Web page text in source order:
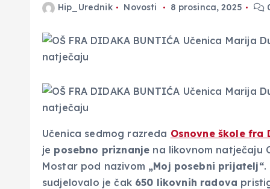
Hip_Urednik Novosti 8 prosinca, 2025
Učenica sedmog razreda Osnovne škole fra
je posebno priznanje na likovnom natječaju
Mostar pod nazivom „Moj posebni prijatelj“.
sudjelovalo je čak 650 likovnih radova